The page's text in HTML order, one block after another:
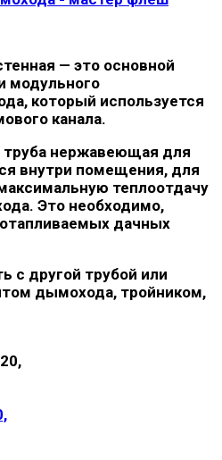
— это основной
модульного
который используется
канала.
труба нержавеющая для
внутри помещения, для
теплоотдачу
Это необходимо,
дачных
с другой трубой или
дымохода, тройником,